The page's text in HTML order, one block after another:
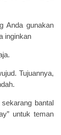
Anda gunakan
inginkan
Tujuannya,
bantal
untuk teman